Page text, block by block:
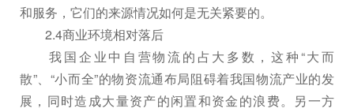
和服务，它们的来源情况如何是无关紧要的。
2.4商业环境相对落后
我国企业中自营物流的占大多数，这种“大而
散”、“小而全”的物资流通布局阻碍着我国物流产业的发
展，同时造成大量资产的闲置和资金的浪费。另一方